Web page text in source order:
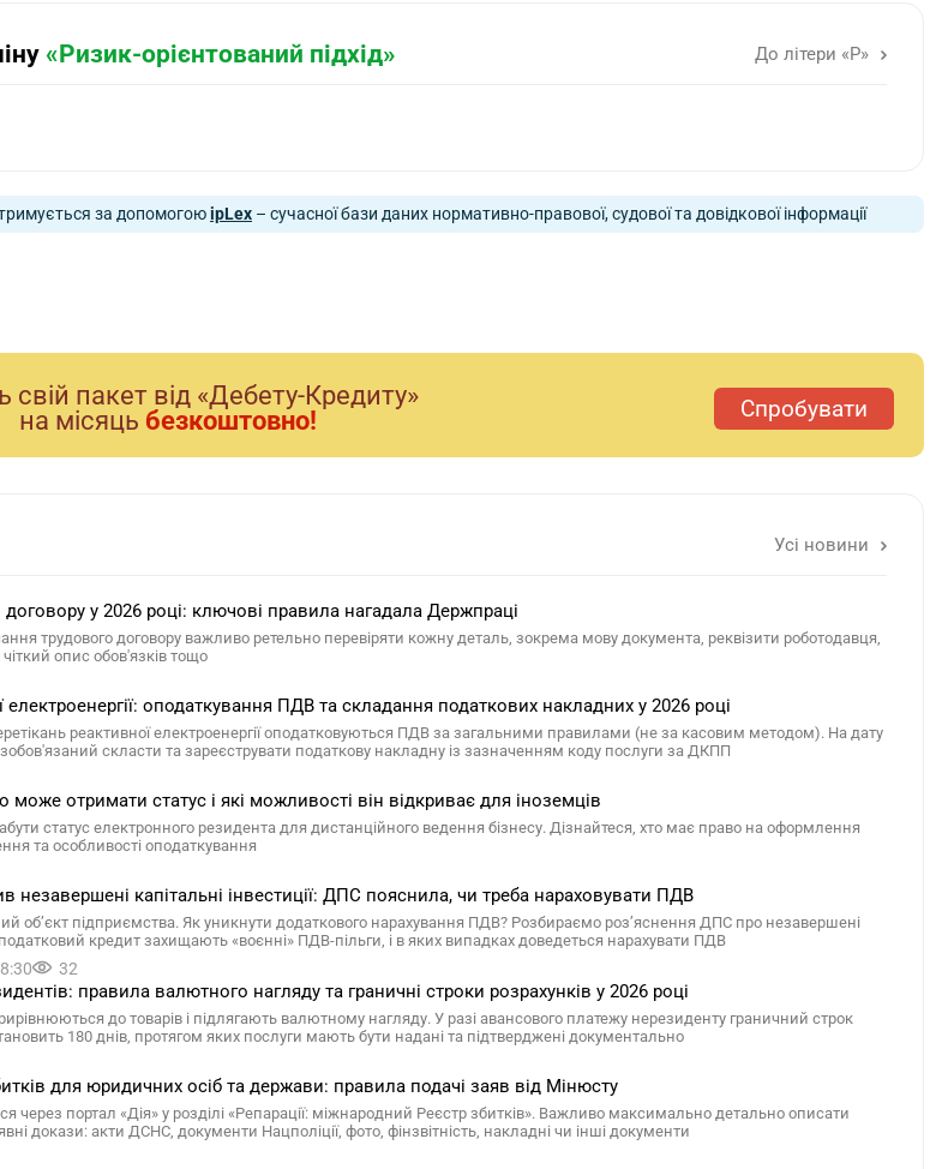
«Ризик-орієнтований підхід» До літери «Р»
за допомогоюipLex – сучасної бази даних нормативно-правової, судової та довідкової інформації
свiй пакет вiд «Дебету-Кредиту»
на мiсяць безкоштовно! Спробувати
Усі новини
у 2026 році: ключові правила нагадала Держпраці
трудового договору важливо ретельно перевіряти кожну деталь, зокрема мову документа, реквізити роботодавця,
чіткий опис обов'язків тощо
електроенергії: оподаткування ПДВ та складання податкових накладних у 2026 році
реактивної електроенергії оподатковуються ПДВ за загальними правилами (не за касовим методом). На дату
скласти та зареєструвати податкову накладну із зазначенням коду послуги за ДКПП
може отримати статус і які можливості він відкриває для іноземців
статус електронного резидента для дистанційного ведення бізнесу. Дізнайтеся, хто має право на оформлення
та особливості оподаткування
незавершені капітальні інвестиції: ДПС пояснила, чи треба нараховувати ПДВ
об’єкт підприємства. Як уникнути додаткового нарахування ПДВ? Розбираємо роз’яснення ДПС про незавершені
податковий кредит захищають «воєнні» ПДВ-пільги, і в яких випадках доведеться нарахувати ПДВ
32
правила валютного нагляду та граничні строки розрахунків у 2026 році
до товарів і підлягають валютному нагляду. У разі авансового платежу нерезиденту граничний строк
180 днів, протягом яких послуги мають бути надані та підтверджені документально
для юридичних осіб та держави: правила подачі заяв від Мінюсту
через портал «Дія» у розділі «Репарації: міжнародний Реєстр збитків». Важливо максимально детально описати
докази: акти ДСНС, документи Нацполіції, фото, фінзвітність, накладні чи інші документи